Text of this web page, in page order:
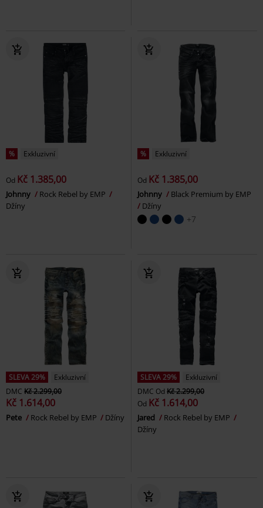
% Exkluzivní
Od Kč 1.385,00
Johnny
Rock Rebel by EMP
Džíny
% Exkluzivní
Od Kč 1.385,00
Johnny
Black Premium by EMP
Džíny
+7
SLEVA 29%
Exkluzivní
DMC Kč 2.299,00
Kč 1.614,00
Pete Rock Rebel by EMP Džíny
SLEVA 29%
Exkluzivní
DMC Od Kč 2.299,00
Od Kč 1.614,00
Jared
Rock Rebel by EMP
Džíny